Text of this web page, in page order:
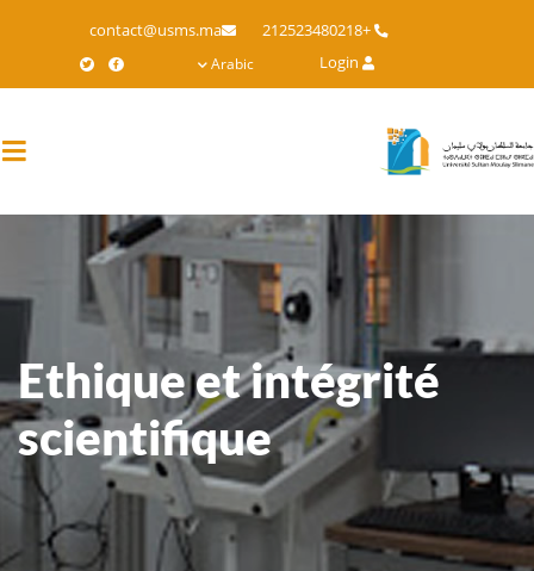
main
+212523480218
contact@usms.ma
Login
Arabic
Ethique et intégrité
scientifique